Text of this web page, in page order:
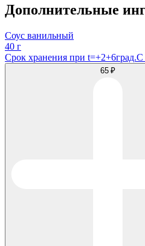
Дополнительные
Соус ванильный
40 г
Срок хранения при t=+2+6град.С
65 ₽